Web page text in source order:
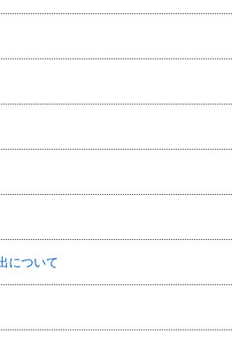
について